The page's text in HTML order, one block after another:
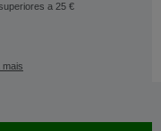
a 25 €
mais